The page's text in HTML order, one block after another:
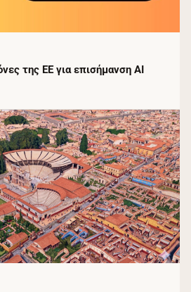
της ΕΕ για επισήμανση AI